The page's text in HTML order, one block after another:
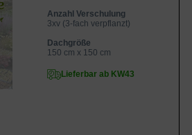
Anzahl Verschulung
3xv (3-fach verpflanzt)
Dachgröße
150 cm x 150 cm
Lieferbar ab KW43